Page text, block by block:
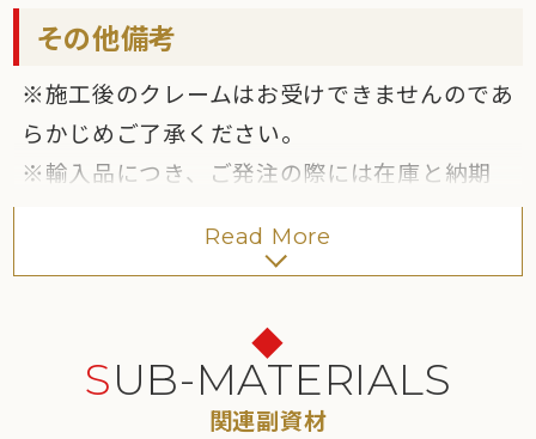
「敷きモルタル工法」
その他備考
※施工後のクレームはお受けできませんのであ
らかじめご了承ください。
※輸入品につき、ご発注の際には在庫と納期
変更や生産中止となることがあります。
「洗浄剤･その他」
ください。
Read More
SUB-MATERIALS
関連副資材